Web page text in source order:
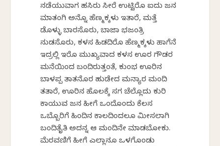
ನಡೆಯುವಾಗ ಹಸಿರು ಸೀರೆ ಉಟ್ಟಿರೊ ಐದು ಜನ
ಮಾತಂಗಿ ಅನ್ನೊ ಹೆಣ್ಮಕ್ಕಳು ಇರ್ತಾರೆ, ಮತ್ತೆ
ಡೊಳ್ಳು ಬಾರಸೊರು, ಬಾಜಾ ಭಜಂತ್ರಿ
ನುಡಸೊರು, ಕಳಸ ಹಿಡದಿರೊ ಹೆಣ್ಮಕ್ಕಳು ಹಾಗೆನೆ
ಇದ್ರಲ್ಲಿ ಇರೊ ಮುಖ್ಯವಾದ ಕಳಸ ಊರ ಗೌಡರ
ಮನೆಯಿಂದ ಬಂದಿರುತ್ತಂತೆ, ಕುಂಭ ಊರಿನ
ಬಾಳಪ್ಪ ತಾತನೊರ ಹುಡೇದ ಮನ್ಯಾರ ಮಂದಿ
ತರ್ತಾರೆ, ಊರಿನ ಹೊಲಕ್ಕೆ ಸರ್ಗ ಚೆಲ್ಲೊದು ಕುರಿ
ಕಾಯುವ ಜನ ಹೀಗೆ ಒಂದೊಂದು ಕೆಲಸ
ಒಬ್ಬೊರಿಗೆ ಹಿಂದಿನ ಕಾಲದಿಂದಲೂ ಮೀಸಲಾಗಿ
ಬಂದಿರ್ತೈತಿ ಅದನ್ನ ಆ ಮಂದಿನೇ ಮಾಡಬೋಕು.
ಮೆರವಣಿಗೆ ಹೀಗೆ ಎಲ್ಲಾರ್ನೂ ಒಳಗೊಂಡು